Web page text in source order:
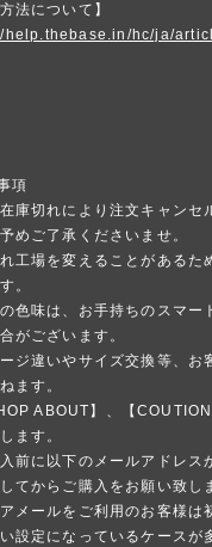
法について】
help.thebase.in/hc/ja/
項
在庫切れにより注文キャン
めご了承くださいませ。
れ工場を変えることがある
。
の色味は、お手持ちのスマ
がございます。
ージ違いやサイズ交換等、
ます。
ABOUT】、【
ます。
入前に以下のメールアドレ
てからご購入をお願い致し
メールをご利用のお客様
設定になっているケースが